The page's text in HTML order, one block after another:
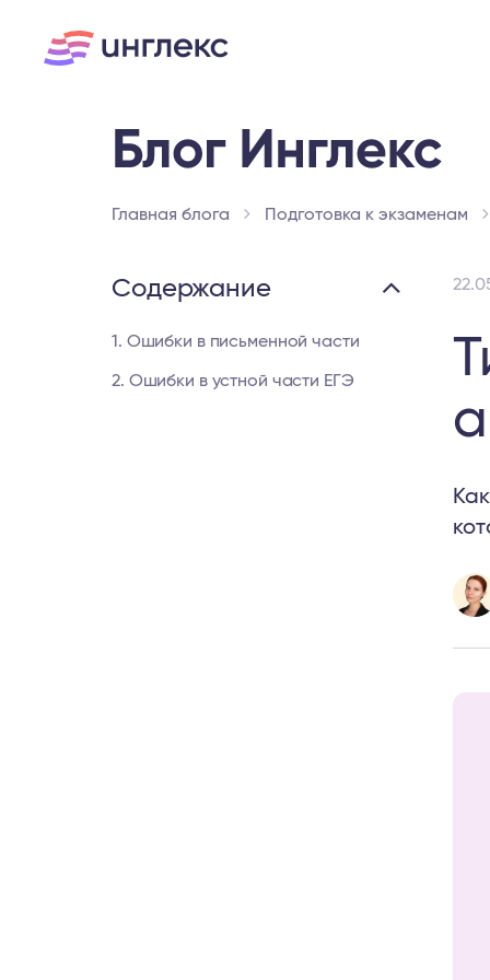
Главная блога Подготовка к экзаменам
Содержание
1. Ошибки в письменной части
2. Ошибки в устной части ЕГЭ